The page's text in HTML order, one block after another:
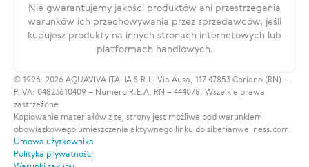
Nie gwarantujemy jakości produktów ani przestrzegania
warunków ich przechowywania przez sprzedawców, jeśli
kupujesz produkty na innych stronach internetowych lub
platformach handlowych.
© 1996–2026 AQUAVIVA ITALIA S.R.L. Via Ausa, 117 47853 Coriano (RN) –
P.IVA: 04823610409 – Numero R.E.A. RN – 444078. Wszelkie prawa
zastrzeżone.
Kopiowanie materiałów z tej strony jest możliwe pod warunkiem
obowiązkowego umieszczenia aktywnego linku do siberianwellness.com
Umowa użytkownika
Polityka prywatności